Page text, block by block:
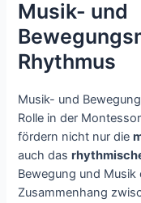
Musik- und
Rhythmus
Musik- und
Rolle in der
fördern nicht nur die
auch das
Bewegung und Musik
Zusammenhang